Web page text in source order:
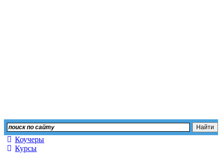
Коучеры
Курсы